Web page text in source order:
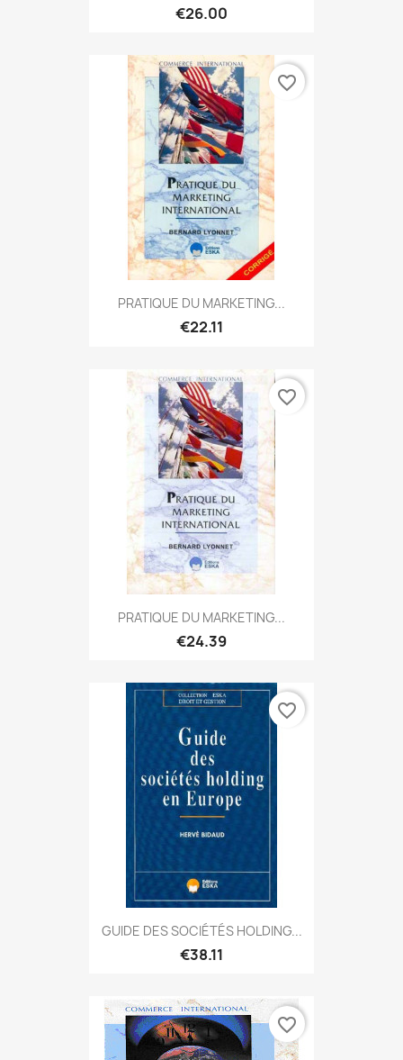
€26.00
PRATIQUE DU MARKETING...
€22.11
favorite_border
PRATIQUE DU MARKETING...
€24.39
favorite_border
GUIDE DES SOCIÉTÉS HOLDING...
€38.11
favorite_border
favorite_border